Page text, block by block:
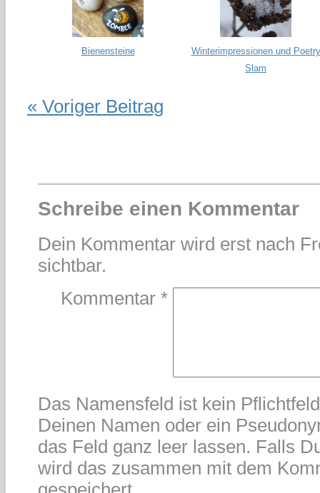
Bienensteine
Winterimpressionen und Poetry
Slam
« Voriger Beitrag
Schreibe einen Kommentar
Dein Kommentar wird erst nach
sichtbar.
Kommentar *
Das Namensfeld ist kein
Deinen Namen oder ein
das Feld ganz leer lassen. Falls
wird das zusammen mit dem